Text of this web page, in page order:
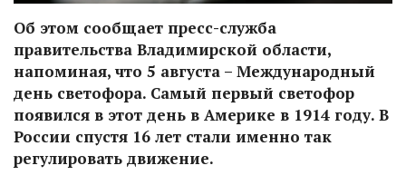
Об этом сообщает пресс-служба
правительства Владимирской области,
напоминая, что 5 августа – Международный
день светофора. Самый первый светофор
появился в этот день в Америке в 1914 году. В
России спустя 16 лет стали именно так
регулировать движение.